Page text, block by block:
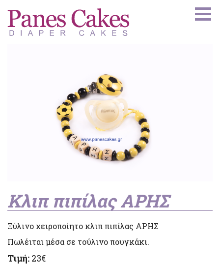
Κλιπ πιπίλας ΑΡΗΣ
Ξύλινο χειροποίητο κλιπ πιπίλας ΑΡΗΣ
Πωλέιται μέσα σε τούλινο πουγκάκι.
Τιμή: 23€